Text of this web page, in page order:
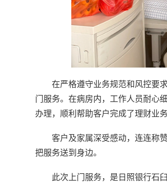
在严格遵守业务规范和风控要
门服务。在病房内，工作人员耐心
办理，顺利帮助客户完成了理财业
客户及家属深受感动，连连称
把服务送到身边。
此次上门服务，是日照银行石